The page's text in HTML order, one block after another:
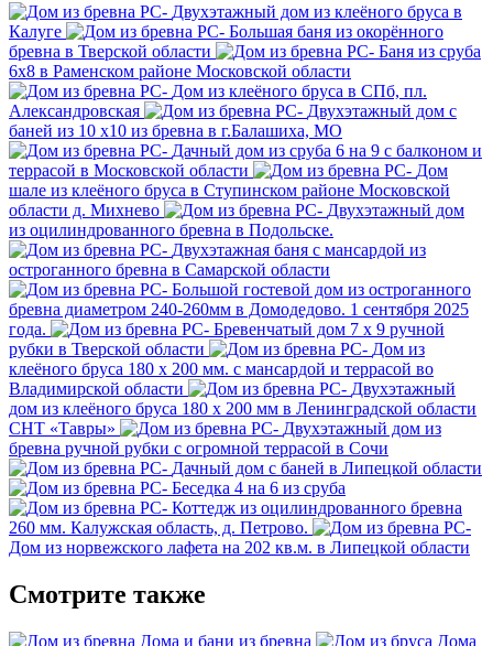
Двухэтажный дом из клеёного бруса в
Калуге
Большая баня из окорённого
бревна в Тверской области
Баня из сруба
6х8 в Раменском районе Московской области
Дом из клеёного бруса в СПб, пл.
Александровская
Двухэтажный дом с
баней из 10 х10 из бревна в г.Балашиха, МО
Дачный дом из сруба 6 на 9 с балконом и
террасой в Московской области
Дом
шале из клеёного бруса в Ступинском районе Московской
области д. Михнево
Двухэтажный дом
из оцилиндрованного бревна в Подольске.
Двухэтажная баня с мансардой из
остроганного бревна в Самарской области
Большой гостевой дом из остроганного
бревна диаметром 240-260мм в Домодедово. 1 сентября 2025
года.
Бревенчатый дом 7 х 9 ручной
рубки в Тверской области
Дом из
клеёного бруса 180 х 200 мм. с мансардой и террасой во
Владимирской области
Двухэтажный
дом из клеёного бруса 180 х 200 мм в Ленинградской области
СНТ «Тавры»
Двухэтажный дом из
бревна ручной рубки с огромной террасой в Сочи
Дачный дом с баней в Липецкой области
Беседка 4 на 6 из сруба
Коттедж из оцилиндрованного бревна
260 мм. Калужская область, д. Петрово.
Дом из норвежского лафета на 202 кв.м. в Липецкой области
Смотрите также
Дома и бани из бревна Дома